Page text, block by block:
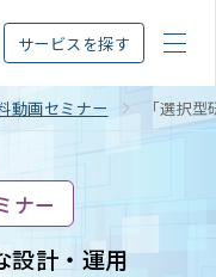
サービスを探す
動画セミナー 「選択
ナー
設計・運用